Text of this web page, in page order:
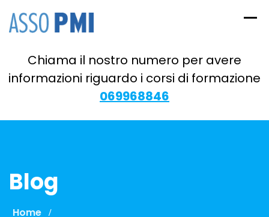
Chiama il nostro numero per avere
informazioni riguardo i corsi di formazione
069968846
Blog
Home